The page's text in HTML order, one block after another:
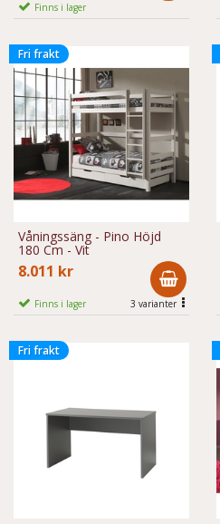
Finns i lager
Fri frakt
Våningssäng - Pino Höjd
180 Cm - Vit
8.011 kr
Finns i lager 3 varianter
Fri frakt